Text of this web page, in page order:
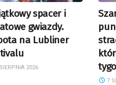
spacer i
gwiazdy.
na Lubliner
2026
7